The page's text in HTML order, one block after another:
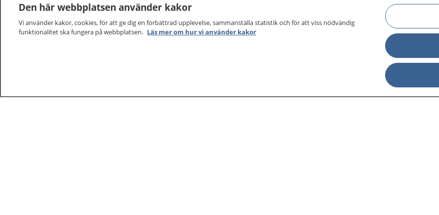
Den här webbplatsen använder kakor
Vi använder kakor, cookies, för att ge dig en förbättrad upplevelse, sammanställa statistik och för att viss nödvändig
funktionalitet ska fungera på webbplatsen. Läs mer om hur vi använder kakor